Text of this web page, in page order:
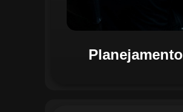
Planejamento